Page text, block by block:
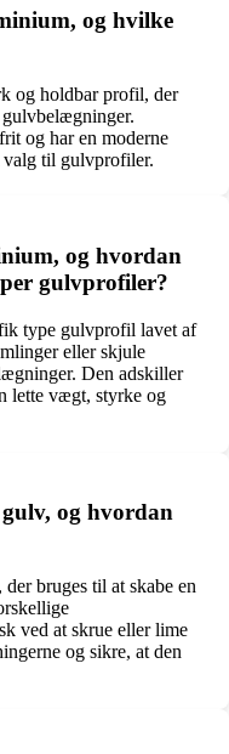
og hvilke
og holdbar profil, der
gulvbelægninger.
og har en moderne
til gulvprofiler.
og hvordan
gulvprofiler?
type gulvprofil lavet af
eller skjule
Den adskiller
lette vægt, styrke og
og hvordan
bruges til at skabe en
ved at skrue eller lime
og sikre, at den